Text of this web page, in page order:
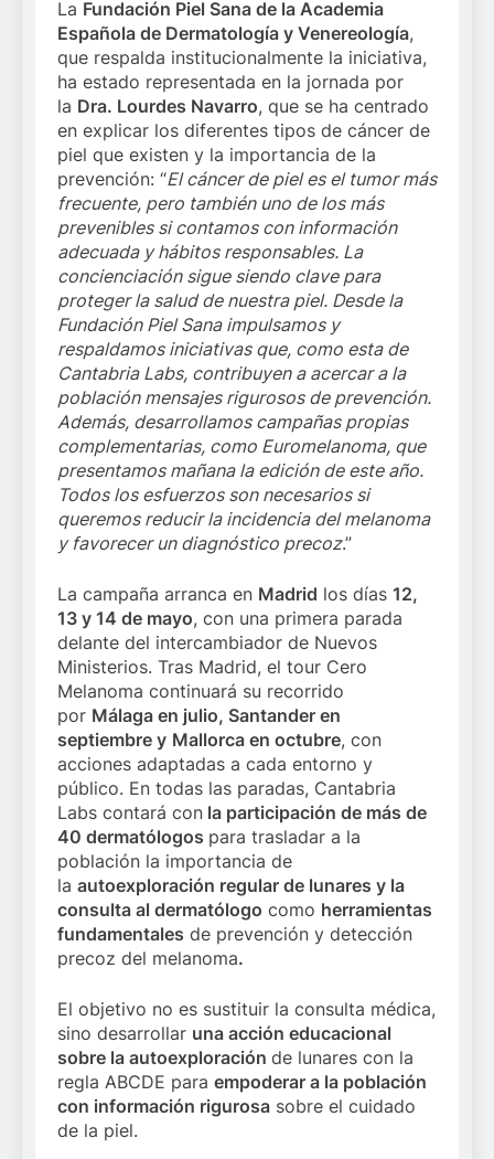
La Fundación Piel Sana de la Academia
Española de Dermatología y Venereología,
que respalda institucionalmente la iniciativa,
ha estado representada en la jornada por
la Dra. Lourdes Navarro, que se ha centrado
en explicar los diferentes tipos de cáncer de
piel que existen y la importancia de la
prevención: “El cáncer de piel es el tumor más
frecuente, pero también uno de los más
prevenibles si contamos con información
adecuada y hábitos responsables. La
concienciación sigue siendo clave para
proteger la salud de nuestra piel. Desde la
Fundación Piel Sana impulsamos y
respaldamos iniciativas que, como esta de
Cantabria Labs, contribuyen a acercar a la
población mensajes rigurosos de prevención.
Además, desarrollamos campañas propias
complementarias, como Euromelanoma, que
presentamos mañana la edición de este año.
Todos los esfuerzos son necesarios si
queremos reducir la incidencia del melanoma
y favorecer un diagnóstico precoz.”
La campaña arranca en Madrid los días 12,
13 y 14 de mayo, con una primera parada
delante del intercambiador de Nuevos
Ministerios. Tras Madrid, el tour Cero
Melanoma continuará su recorrido
por Málaga en julio, Santander en
septiembre y Mallorca en octubre, con
acciones adaptadas a cada entorno y
público. En todas las paradas, Cantabria
Labs contará con la participación de más de
40 dermatólogos para trasladar a la
población la importancia de
la autoexploración regular de lunares y la
consulta al dermatólogo como herramientas
fundamentales de prevención y detección
precoz del melanoma.
El objetivo no es sustituir la consulta médica,
sino desarrollar una acción educacional
sobre la autoexploración de lunares con la
regla ABCDE para empoderar a la población
con información rigurosa sobre el cuidado
de la piel.